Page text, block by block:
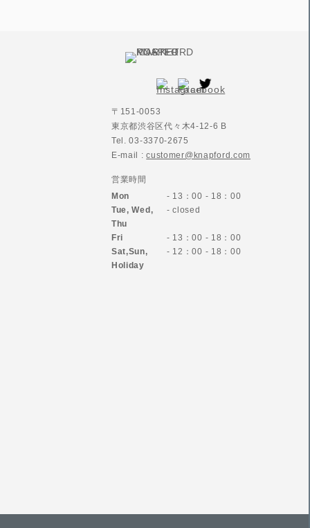
〒151-0053
東京都渋谷区代々木4-12-6 B
Tel. 03-3370-2675
E-mail :customer@knapford.com
営業時間
Mon
- 13：00 - 18：00
Tue, Wed,
Thu
- closed
Fri
- 13：00 - 18：00
Sat,Sun,
Holiday
- 12：00 - 18：00